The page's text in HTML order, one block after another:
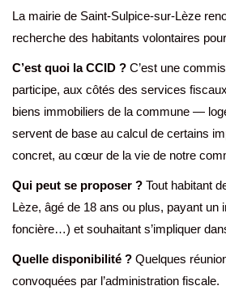
La mairie de Saint-Sulpice-sur-Lèze
recherche des habitants volontaires
C’est quoi la CCID ? C’est une
participe, aux côtés des services
biens immobiliers de la commune —
servent de base au calcul de certains
concret, au cœur de la vie de notre
Qui peut se proposer ? Tout habitant
Lèze, âgé de 18 ans ou plus, payant un
foncière…) et souhaitant s’impliquer
Quelle disponibilité ? Quelques
convoquées par l’administration fiscale.